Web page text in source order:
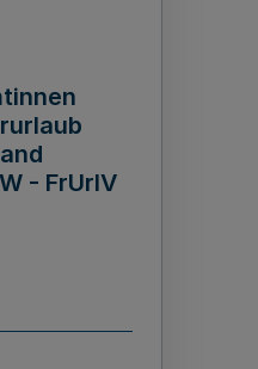
- FrUrlV